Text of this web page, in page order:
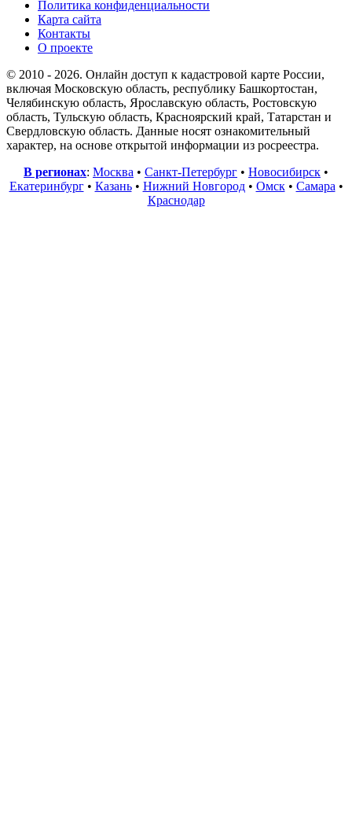
Политика конфиденциальности
Карта сайта
Контакты
О проекте
© 2010 - 2026. Онлайн доступ к кадастровой карте России,
включая Московскую область, республику Башкортостан,
Челябинскую область, Ярославскую область, Ростовскую
область, Тульскую область, Красноярский край, Татарстан и
Свердловскую область. Данные носят ознакомительный
характер, на основе открытой информации из росреестра.
В регионах: Москва • Санкт-Петербург • Новосибирск •
Екатеринбург• Казань• Нижний Новгород• Омск• Самара •
Краснодар